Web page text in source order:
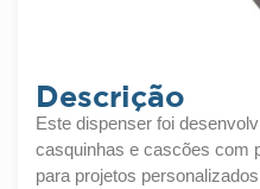
Descrição
Este dispenser foi
casquinhas e cascões com
para projetos